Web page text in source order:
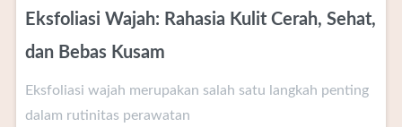
Eksfoliasi Wajah: Rahasia Kulit Cerah, Sehat,
dan Bebas Kusam
Eksfoliasi wajah merupakan salah satu langkah penting
dalam rutinitas perawatan